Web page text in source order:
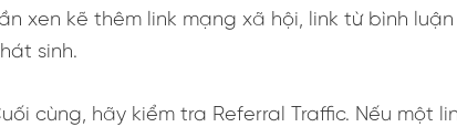
xen kẽ thêm link mạng xã hội, link từ bình
sinh.
cùng, hãy kiểm tra Referral Traffic. Nếu